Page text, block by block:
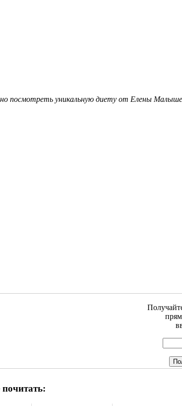
посмотреть уникальную диету от Елены